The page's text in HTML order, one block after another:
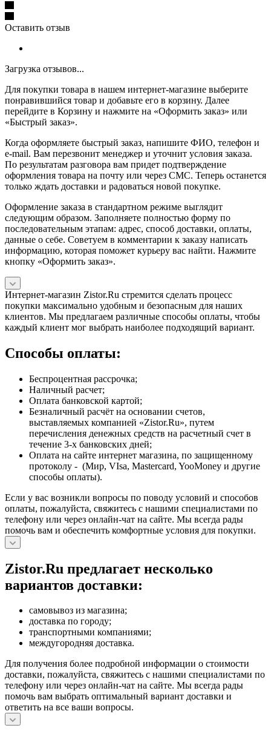
Оставить отзыв
Загрузка отзывов...
Для покупки товара в нашем интернет-магазине выберите
понравившийся товар и добавьте его в корзину. Далее
перейдите в Корзину и нажмите на «Оформить заказ» или
«Быстрый заказ».
Когда оформляете быстрый заказ, напишите ФИО, телефон и
e-mail. Вам перезвонит менеджер и уточнит условия заказа.
По результатам разговора вам придет подтверждение
оформления товара на почту или через СМС. Теперь останется
только ждать доставки и радоваться новой покупке.
Оформление заказа в стандартном режиме выглядит
следующим образом. Заполняете полностью форму по
последовательным этапам: адрес, способ доставки, оплаты,
данные о себе. Советуем в комментарии к заказу написать
информацию, которая поможет курьеру вас найти. Нажмите
кнопку «Оформить заказ».
Интернет-магазин Zistor.Ru стремится сделать процесс
покупки максимально удобным и безопасным для наших
клиентов. Мы предлагаем различные способы оплаты, чтобы
каждый клиент мог выбрать наиболее подходящий вариант.
Способы оплаты:
Беспроцентная рассрочка;
Наличный расчет;
Оплата банковской картой;
Безналичный расчёт на основании счетов,
выставляемых компанией «Zistor.Ru», путем
перечисления денежных средств на расчетный счет в
течение 3-х банковских дней;
Оплата на сайте интернет магазина, по защищенному
протоколу - (Мир, VIsa, Mastercard, YooMoney и другие
способы оплаты).
Если у вас возникли вопросы по поводу условий и способов
оплаты, пожалуйста, свяжитесь с нашими специалистами по
телефону или через онлайн-чат на сайте. Мы всегда рады
помочь вам и обеспечить комфортные условия для покупки.
Zistor.Ru предлагает несколько
вариантов доставки:
самовывоз из магазина;
доставка по городу;
транспортными компаниями;
междугородняя доставка.
Для получения более подробной информации о стоимости
доставки, пожалуйста, свяжитесь с нашими специалистами по
телефону или через онлайн-чат на сайте. Мы всегда рады
помочь вам выбрать оптимальный вариант доставки и
ответить на все ваши вопросы.